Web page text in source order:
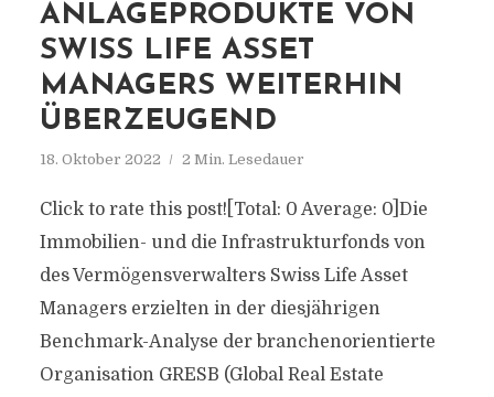
ANLAGEPRODUKTE VON
SWISS LIFE ASSET
MANAGERS WEITERHIN
ÜBERZEUGEND
18. Oktober 2022 2 Min. Lesedauer
Click to rate this post![Total: 0 Average: 0]Die
Immobilien- und die Infrastrukturfonds von
des Vermögensverwalters Swiss Life Asset
Managers erzielten in der diesjährigen
Benchmark-Analyse der branchenorientierte
Organisation GRESB (Global Real Estate